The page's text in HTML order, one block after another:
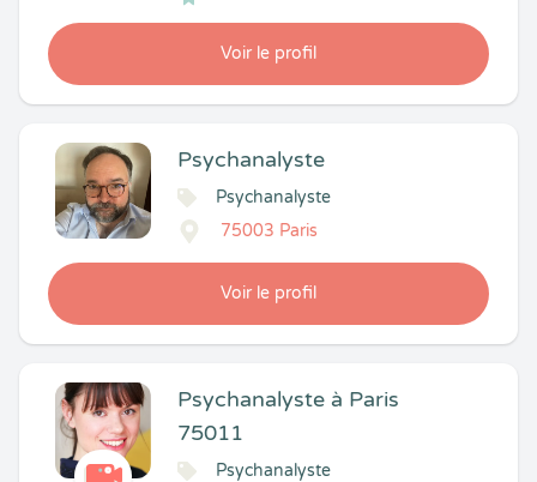
Voir le profil
Psychanalyste
Psychanalyste
75003 Paris
Voir le profil
Psychanalyste à Paris
75011
Psychanalyste